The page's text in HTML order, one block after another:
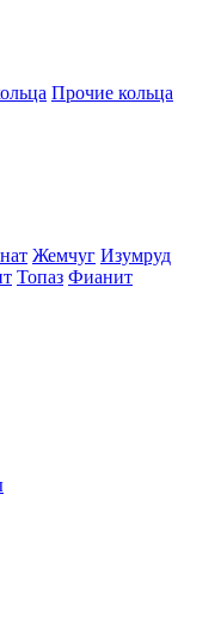
Прочие кольца
Жемчуг Изумруд
Топаз Фианит